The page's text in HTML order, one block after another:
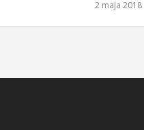
2 maja 2018